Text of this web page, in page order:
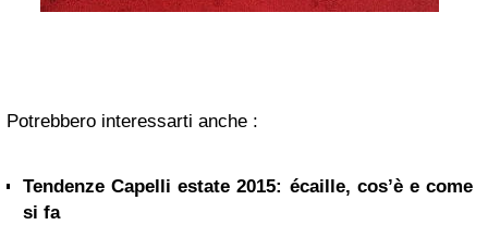
Potrebbero interessarti anche :
Tendenze Capelli estate 2015: écaille, cos’è e come
si fa